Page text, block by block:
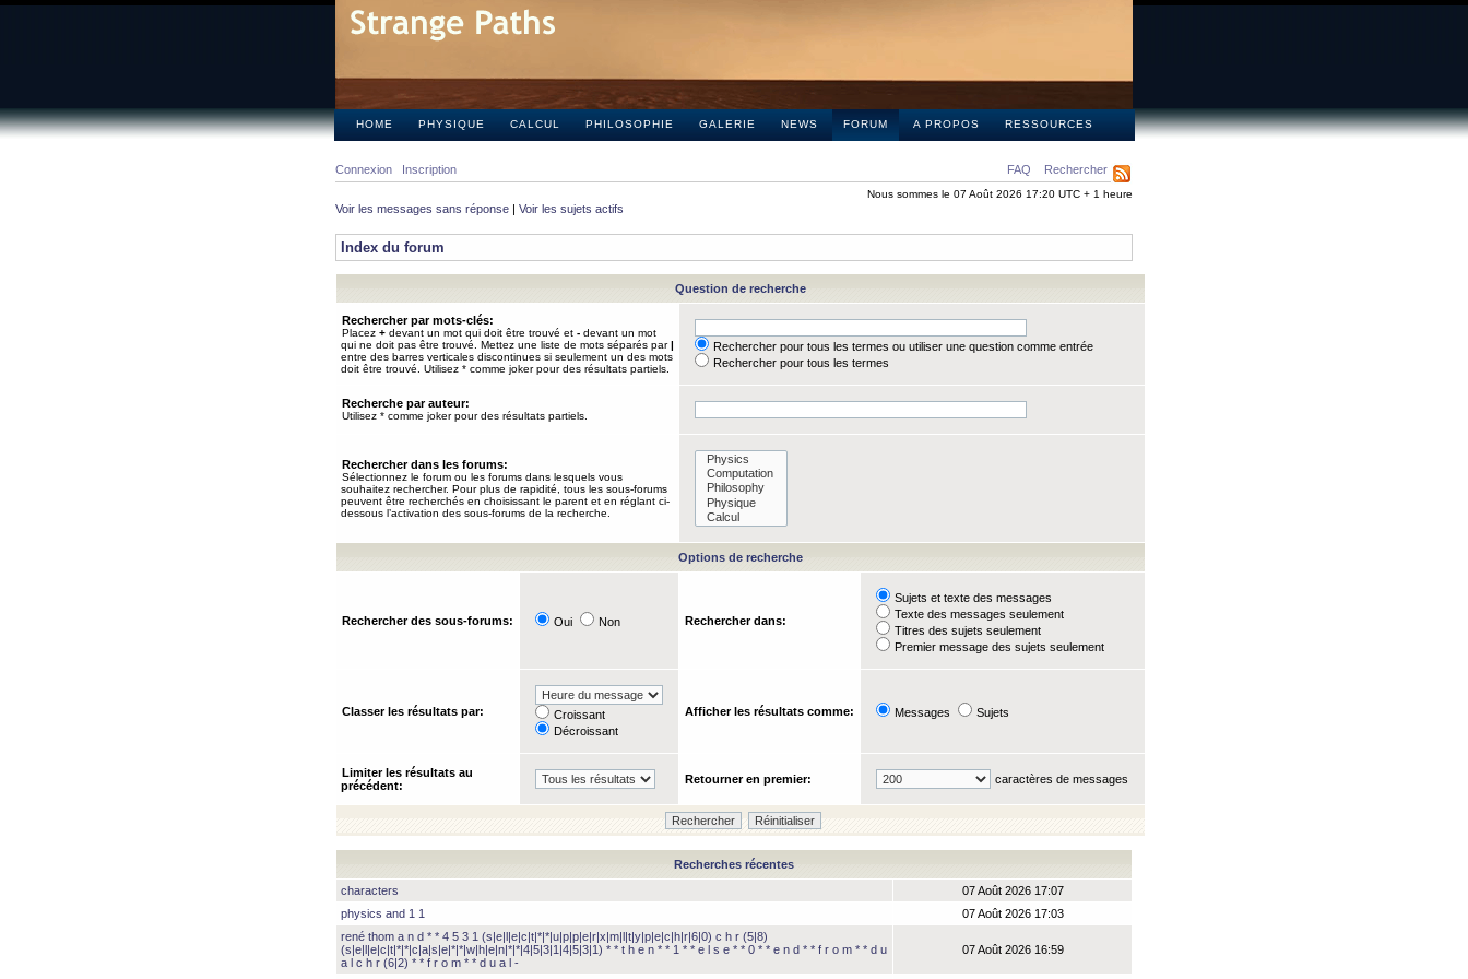
HOME PHYSIQUE CALCUL PHILOSOPHIE GALERIE NEWS FORUM A PROPOS RESSOURCES
FAQ Rechercher
Connexion Inscription
Nous sommes le 07 Août 2026 17:20 UTC + 1 heure
Voir les messages sans réponse | Voir les sujets actifs
Index du forum
Question de recherche
Rechercher par mots-clés:
Placez + devant un mot qui doit être trouvé et - devant un mot
qui ne doit pas être trouvé. Mettez une liste de mots séparés par|
entre des barres verticales discontinues si seulement un des mots
doit être trouvé. Utilisez * comme joker pour des résultats partiels.
Rechercher pour tous les termes ou utiliser une question comme entrée
Rechercher pour tous les termes
Recherche par auteur:
Utilisez * comme joker pour des résultats partiels.
Rechercher dans les forums:
Sélectionnez le forum ou les forums dans lesquels vous
souhaitez rechercher. Pour plus de rapidité, tous les sous-forums
peuvent être recherchés en choisissant le parent et en réglant ci-
dessous l’activation des sous-forums de la recherche.
Options de recherche
Rechercher des sous-forums: Oui Non Rechercher dans:
Sujets et texte des messages
Texte des messages seulement
Titres des sujets seulement
Premier message des sujets seulement
Classer les résultats par:
Croissant
Décroissant
Afficher les résultats comme: Messages Sujets
Limiter les résultats au
précédent:
Retourner en premier: caractères de messages
Recherches récentes
characters
07 Août 2026 17:07
physics and 1 1
07 Août 2026 17:03
rené thom a n d * * 4 5 3 1 (s|e|l|e|c|t|*|*|u|p|p|e|r|x|m|l|t|y|p|e|c|h|r|6|0) c h r (5|8)
(s|e|l|e|c|t|*|*|c|a|s|e|*|*|w|h|e|n|*|*|4|5|3|1|4|5|3|1) * * t h e n * * 1 * * e l s e * * 0 * * e n d * * f r o m * * d u
a l c h r (6|2) * * f r o m * * d u a l -
07 Août 2026 16:59